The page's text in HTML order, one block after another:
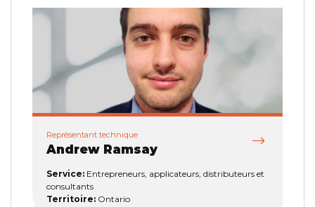
Représentant technique
Andrew Ramsay
Service: Entrepreneurs, applicateurs, distributeurs et
consultants
Territoire: Ontario